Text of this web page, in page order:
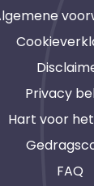
Privacy
Hart voor
FAQ